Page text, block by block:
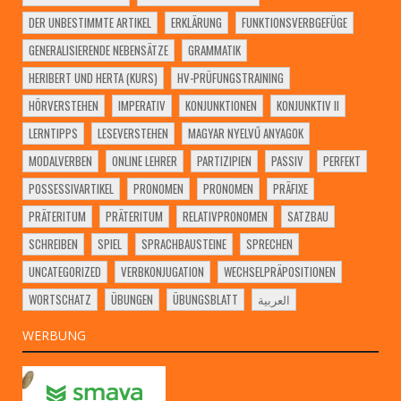
DER UNBESTIMMTE ARTIKEL
ERKLÄRUNG
FUNKTIONSVERBGEFÜGE
GENERALISIERENDE NEBENSÄTZE
GRAMMATIK
HERIBERT UND HERTA (KURS)
HV-PRÜFUNGSTRAINING
HÖRVERSTEHEN
IMPERATIV KONJUNKTIONEN
KONJUNKTIV II
LERNTIPPS
LESEVERSTEHEN
MAGYAR NYELVŰ ANYAGOK
MODALVERBEN
ONLINE LEHRER PARTIZIPIEN PASSIV
PERFEKT
POSSESSIVARTIKEL
PRONOMEN PRONOMEN
PRÄFIXE
PRÄTERITUM
PRÄTERITUM RELATIVPRONOMEN
SATZBAU
SCHREIBEN
SPIEL SPRACHBAUSTEINE
SPRECHEN
UNCATEGORIZED
VERBKONJUGATION
WECHSELPRÄPOSITIONEN
WORTSCHATZ
ÜBUNGEN ÜBUNGSBLATT العربية
WERBUNG